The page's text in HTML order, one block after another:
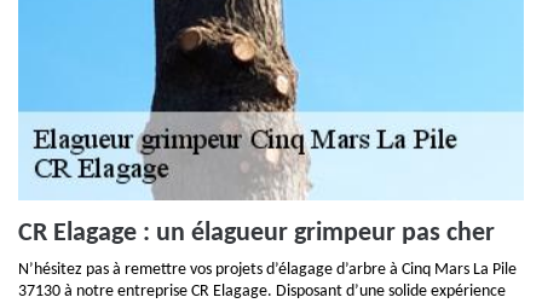
CR Elagage : un élagueur grimpeur pas cher
N’hésitez pas à remettre vos projets d’élagage d’arbre à Cinq Mars La Pile
37130 à notre entreprise CR Elagage. Disposant d’une solide expérience